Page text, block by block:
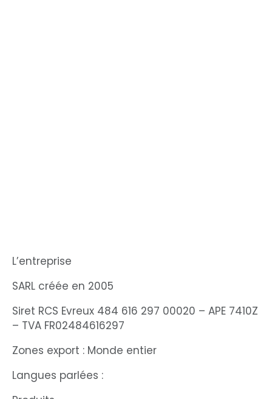
L’entreprise
SARL créée en 2005
Siret RCS Evreux 484 616 297 00020 – APE 7410Z
– TVA FR02484616297
Zones export : Monde entier
Langues parlées :